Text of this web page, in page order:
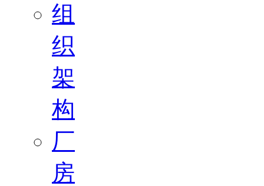
组
织
架
构
厂
房